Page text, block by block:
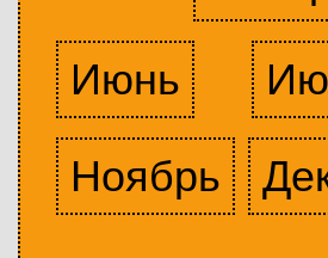
Июнь
Ноябрь